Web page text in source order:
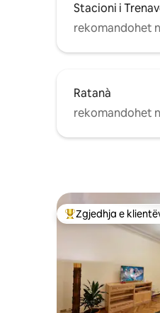
Stacioni i
rekomandohet
Ratanà
rekomandohet
Më të mirat e
Zgjedhja e